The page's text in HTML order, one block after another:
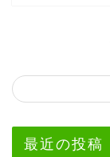
最近の投稿